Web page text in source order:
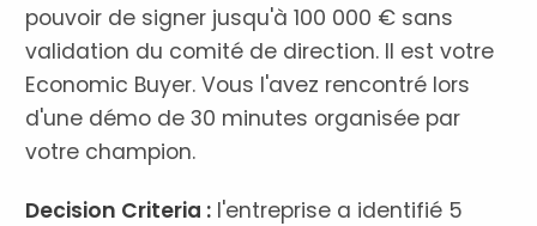
pouvoir de signer jusqu'à 100 000 € sans
validation du comité de direction. Il est votre
Economic Buyer. Vous l'avez rencontré lors
d'une démo de 30 minutes organisée par
votre champion.
Decision Criteria : l'entreprise a identifié 5